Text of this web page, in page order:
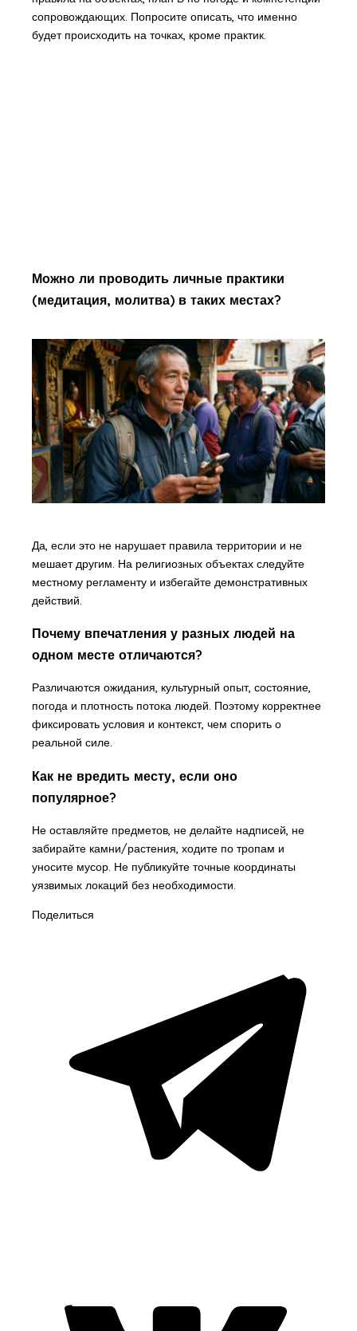
сопровождающих. Попросите описать, что именно
будет происходить на точках, кроме практик.
Можно ли проводить личные практики
(медитация, молитва) в таких местах?
Да, если это не нарушает правила территории и не
мешает другим. На религиозных объектах следуйте
местному регламенту и избегайте демонстративных
действий.
Почему впечатления у разных людей на
одном месте отличаются?
Различаются ожидания, культурный опыт, состояние,
погода и плотность потока людей. Поэтому корректнее
фиксировать условия и контекст, чем спорить о
реальной силе.
Как не вредить месту, если оно
популярное?
Не оставляйте предметов, не делайте надписей, не
забирайте камни/растения, ходите по тропам и
уносите мусор. Не публикуйте точные координаты
уязвимых локаций без необходимости.
Поделиться